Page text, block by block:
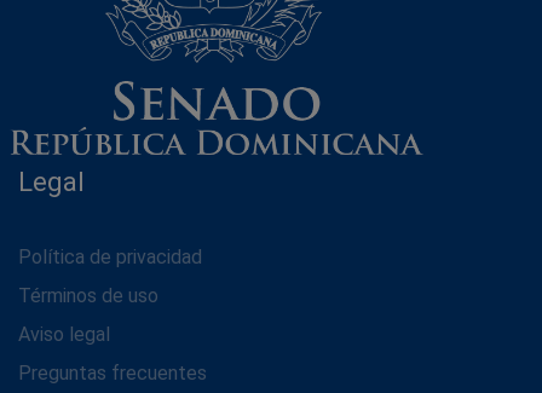
Legal
Política de privacidad
Términos de uso
Aviso legal
Preguntas frecuentes